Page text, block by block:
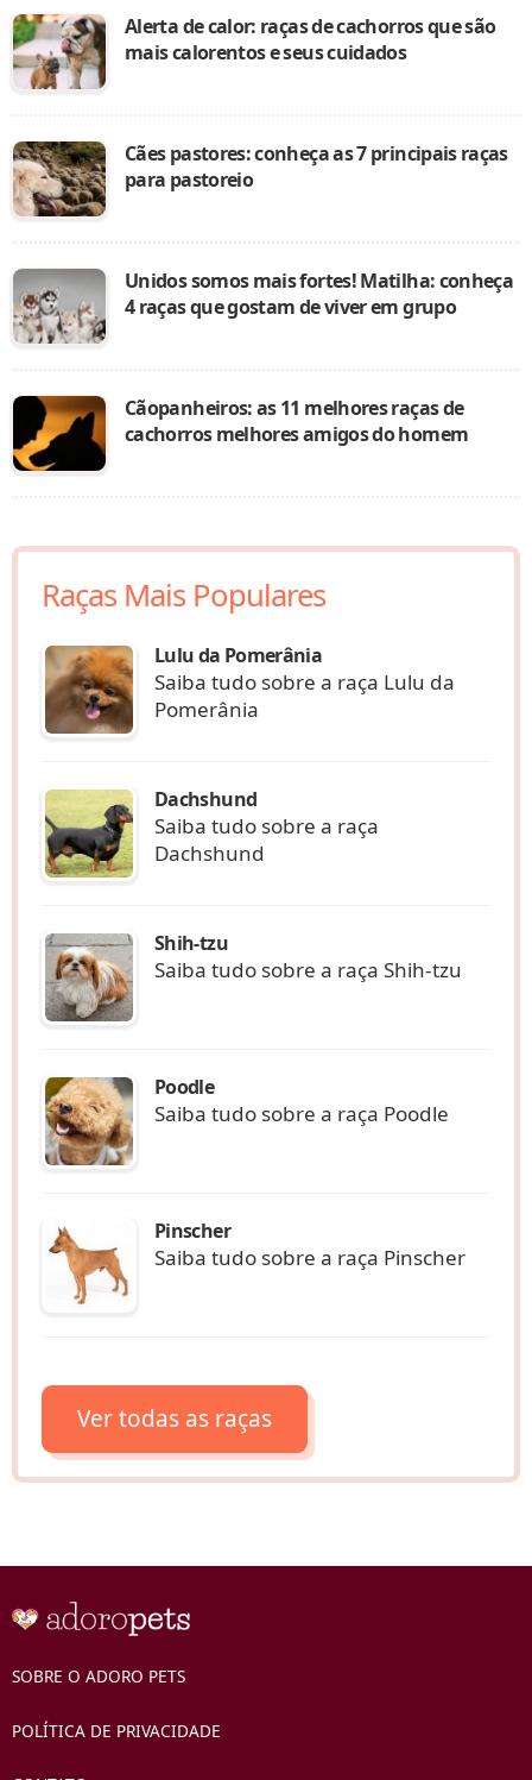
Alerta de calor: raças de cachorros que são
mais calorentos e seus cuidados
Cães pastores: conheça as 7 principais raças
para pastoreio
Unidos somos mais fortes! Matilha: conheça
4 raças que gostam de viver em grupo
Cãopanheiros: as 11 melhores raças de
cachorros melhores amigos do homem
Raças Mais Populares
Lulu da Pomerânia
Saiba tudo sobre a raça Lulu da
Pomerânia
Dachshund
Saiba tudo sobre a raça
Dachshund
Shih-tzu
Saiba tudo sobre a raça Shih-tzu
Poodle
Saiba tudo sobre a raça Poodle
Pinscher
Saiba tudo sobre a raça Pinscher
Ver todas as raças
SOBRE O ADORO PETS
POLÍTICA DE PRIVACIDADE